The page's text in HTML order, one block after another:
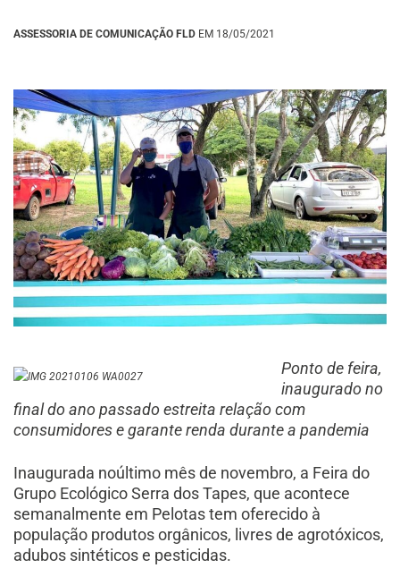
ASSESSORIA DE COMUNICAÇÃO FLD EM 18/05/2021
Ponto de feira,
inaugurado no
final do ano passado estreita relação com
consumidores e garante renda durante a pandemia
Inaugurada noúltimo mês de novembro, a Feira do
Grupo Ecológico Serra dos Tapes, que acontece
semanalmente em Pelotas tem oferecido à
população produtos orgânicos, livres de agrotóxicos,
adubos sintéticos e pesticidas.